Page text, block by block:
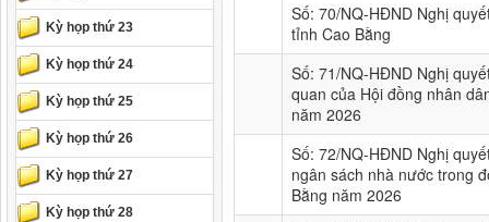
Số: 70/NQ-HĐND Nghị
tỉnh Cao Bằng
Số: 71/NQ-HĐND Nghị
quan của Hội đồng nhân
năm 2026
Số: 72/NQ-HĐND Nghị
ngân sách nhà nước trong
Bằng năm 2026
Kỳ họp thứ 23
Kỳ họp thứ 24
Kỳ họp thứ 25
Kỳ họp thứ 26
Kỳ họp thứ 27
Kỳ họp thứ 28